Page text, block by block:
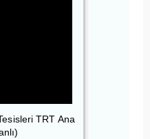
TRT Ana